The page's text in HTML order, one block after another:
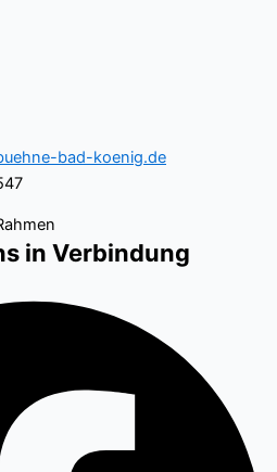
bad-koenig.de
in Verbindung